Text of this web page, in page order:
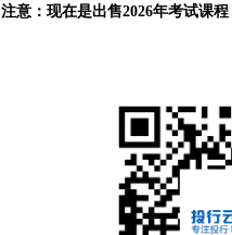
注意：现在是出售2026年考试课